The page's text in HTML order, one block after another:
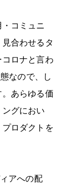
コミュニ
合わせるタ
ロナと言わ
なので、し
あらゆる価
グにおい
ロダクトを
アへの配